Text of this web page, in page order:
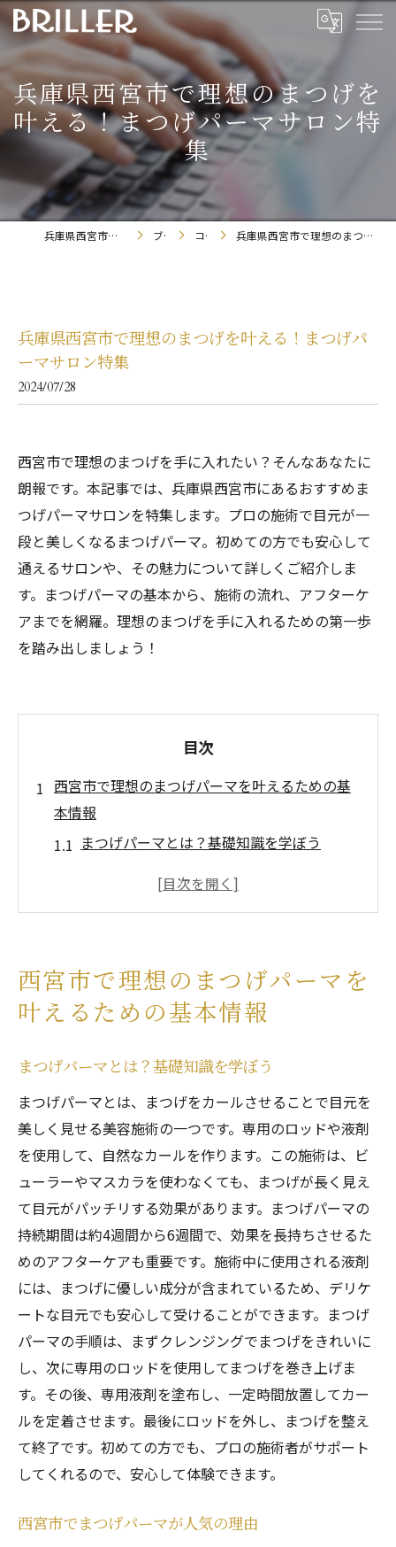
兵庫県西宮市で理想のまつげを
叶える！まつげパーマサロン特
集
兵庫県西宮市のまつエクならBRILLER ブログ コラム 兵庫県西宮市で理想のまつげを叶える！まつげパーマサロン特集
兵庫県西宮市で理想のまつげを叶える！まつげパ
ーマサロン特集
2024/07/28
西宮市で理想のまつげを手に入れたい？そんなあなたに
朗報です。本記事では、兵庫県西宮市にあるおすすめま
つげパーマサロンを特集します。プロの施術で目元が一
段と美しくなるまつげパーマ。初めての方でも安心して
通えるサロンや、その魅力について詳しくご紹介しま
す。まつげパーマの基本から、施術の流れ、アフターケ
アまでを網羅。理想のまつげを手に入れるための第一歩
を踏み出しましょう！
目次
西宮市で理想のまつげパーマを叶えるための基
本情報
まつげパーマとは？基礎知識を学ぼう
西宮市でまつげパーマが人気の理由
理想のまつげパーマを実現するためのポイ
ント
プロの技術で美しい目元へ西宮市のまつげパー
マサロン特集
経験豊富なプロが在籍するサロンの特徴
西宮市でおすすめのまつげパーマサロン紹
介
プロの技術で理想のカールを実現
まつげパーマ施術者の選び方と見極め方
サロンでのカウンセリングの重要性
西宮市のまつげパーマサロンの口コミと評
判
初めてのまつげパーマ体験西宮市でおすすめの
サロンとは
初めてのまつげパーマで気を付けるべきポ
イント
初心者に優しいサロンの特徴
西宮市で理想のまつげパーマを
叶えるための基本情報
まつげパーマとは？基礎知識を学ぼう
まつげパーマとは、まつげをカールさせることで目元を
美しく見せる美容施術の一つです。専用のロッドや液剤
を使用して、自然なカールを作ります。この施術は、ビ
ューラーやマスカラを使わなくても、まつげが長く見え
て目元がパッチリする効果があります。まつげパーマの
持続期間は約4週間から6週間で、効果を長持ちさせるた
めのアフターケアも重要です。施術中に使用される液剤
には、まつげに優しい成分が含まれているため、デリケ
ートな目元でも安心して受けることができます。まつげ
パーマの手順は、まずクレンジングでまつげをきれいに
し、次に専用のロッドを使用してまつげを巻き上げま
す。その後、専用液剤を塗布し、一定時間放置してカー
ルを定着させます。最後にロッドを外し、まつげを整え
て終了です。初めての方でも、プロの施術者がサポート
してくれるので、安心して体験できます。
西宮市でまつげパーマが人気の理由